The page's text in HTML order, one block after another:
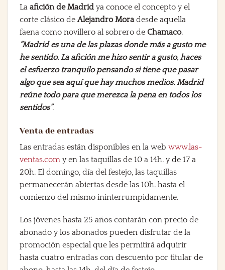
La afición de Madrid ya conoce el concepto y el
corte clásico deAlejandro Moradesde aquella
faena como novillero al sobrero de Chamaco.
“Madrid es una de las plazas donde más a gusto me
he sentido. La afición me hizo sentir a gusto, haces
el esfuerzo tranquilo pensando si tiene que pasar
algo que sea aquí que hay muchos medios. Madrid
reúne todo para que merezca la pena en todos los
sentidos”.
Venta de entradas
Las entradas están disponibles en la web www.las-
ventas.com y en las taquillas de 10 a 14h. y de 17 a
20h. El domingo, día del festejo, las taquillas
permanecerán abiertas desde las 10h. hasta el
comienzo del mismo ininterrumpidamente.
Los jóvenes hasta 25 años contarán con precio de
abonado y los abonados pueden disfrutar de la
promoción especial que les permitirá adquirir
hasta cuatro entradas con descuento por titular de